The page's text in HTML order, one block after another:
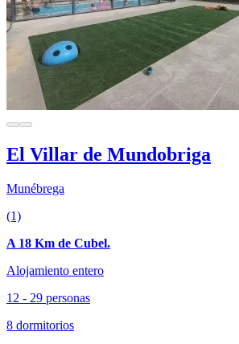
El Villar de Mundobriga
Munébrega
(1)
A 18 Km de Cubel.
Alojamiento entero
12 - 29 personas
8 dormitorios